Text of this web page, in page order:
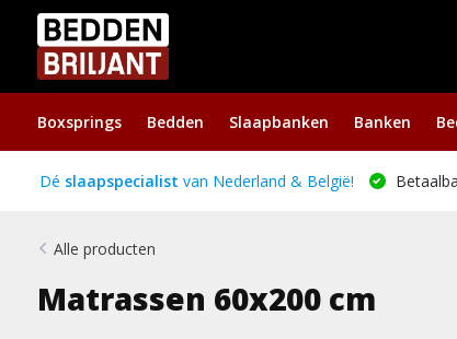
Boxsprings Bedden Slaapbanken Banken
Dé slaapspecialist van Nederland & België!
Alle producten
Matrassen 60x200 cm